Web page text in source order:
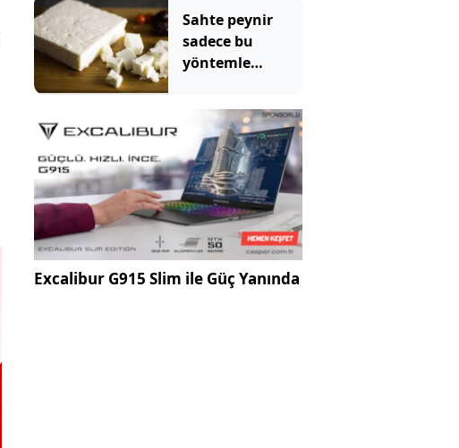
üretecek
Sahte peynir
sadece bu
yöntemle
Excalibur G915 Slim ile Güç Yanında